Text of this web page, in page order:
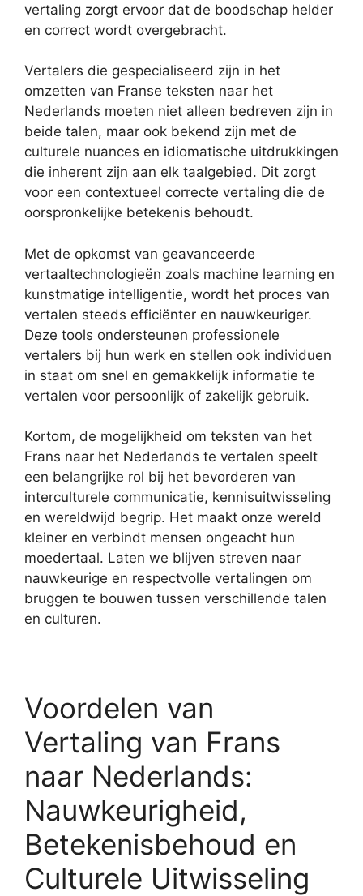
vertaling zorgt ervoor dat de boodschap helder
en correct wordt overgebracht.
Vertalers die gespecialiseerd zijn in het
omzetten van Franse teksten naar het
Nederlands moeten niet alleen bedreven zijn in
beide talen, maar ook bekend zijn met de
culturele nuances en idiomatische uitdrukkingen
die inherent zijn aan elk taalgebied. Dit zorgt
voor een contextueel correcte vertaling die de
oorspronkelijke betekenis behoudt.
Met de opkomst van geavanceerde
vertaaltechnologieën zoals machine learning en
kunstmatige intelligentie, wordt het proces van
vertalen steeds efficiënter en nauwkeuriger.
Deze tools ondersteunen professionele
vertalers bij hun werk en stellen ook individuen
in staat om snel en gemakkelijk informatie te
vertalen voor persoonlijk of zakelijk gebruik.
Kortom, de mogelijkheid om teksten van het
Frans naar het Nederlands te vertalen speelt
een belangrijke rol bij het bevorderen van
interculturele communicatie, kennisuitwisseling
en wereldwijd begrip. Het maakt onze wereld
kleiner en verbindt mensen ongeacht hun
moedertaal. Laten we blijven streven naar
nauwkeurige en respectvolle vertalingen om
bruggen te bouwen tussen verschillende talen
en culturen.
Voordelen van
Vertaling van Frans
naar Nederlands:
Nauwkeurigheid,
Betekenisbehoud en
Culturele Uitwisseling